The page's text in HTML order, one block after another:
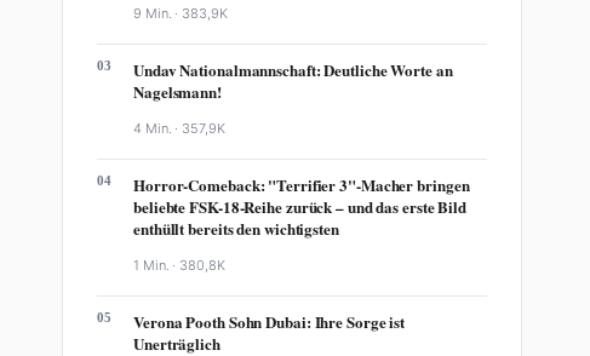
9 Min. · 383,9K
03
Undav Nationalmannschaft: Deutliche Worte an
Nagelsmann!
4 Min. · 357,9K
04
Horror-Comeback: "Terrifier 3"-Macher bringen
beliebte FSK-18-Reihe zurück – und das erste Bild
enthüllt bereits den wichtigsten
1 Min. · 380,8K
05
Verona Pooth Sohn Dubai: Ihre Sorge ist
Unerträglich